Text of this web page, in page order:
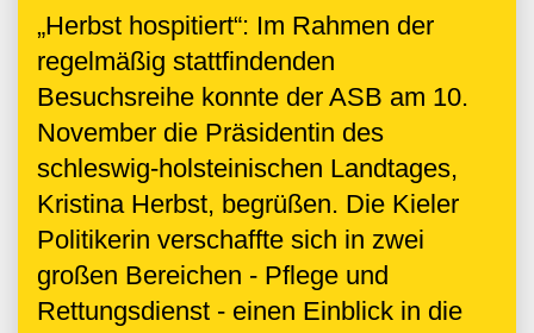
„Herbst hospitiert“: Im Rahmen der
regelmäßig stattfindenden
Besuchsreihe konnte der ASB am 10.
November die Präsidentin des
schleswig-holsteinischen Landtages,
Kristina Herbst, begrüßen. Die Kieler
Politikerin verschaffte sich in zwei
großen Bereichen - Pflege und
Rettungsdienst - einen Einblick in die